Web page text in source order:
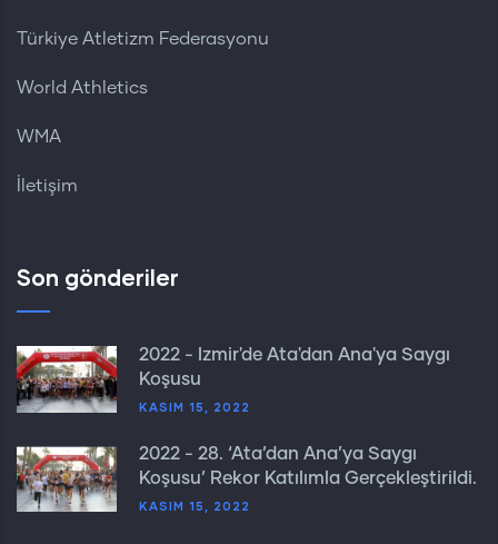
Türkiye Atletizm Federasyonu
World Athletics
WMA
İletişim
Son gönderiler
2022 - İzmir'de Ata'dan Ana'ya Saygı
Koşusu
KASIM 15, 2022
2022 - 28. ‘Ata’dan Ana’ya Saygı
Koşusu’ Rekor Katılımla Gerçekleştirildi.
KASIM 15, 2022